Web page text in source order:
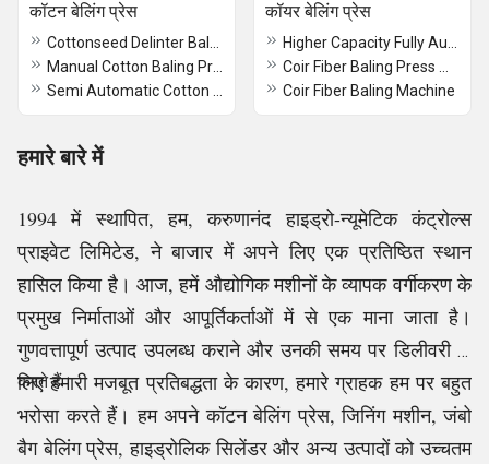
कॉटन बेलिंग प्रेस कॉयर बेलिंग प्रेस
Coir Fiber Baling Machine
हमारे बारे में
1994 में स्थापित, हम, करुणानंद हाइड्रो-न्यूमेटिक कंट्रोल्स
प्राइवेट लिमिटेड, ने बाजार में अपने लिए एक प्रतिष्ठित स्थान
हासिल किया है। आज, हमें औद्योगिक मशीनों के व्यापक वर्गीकरण के
प्रमुख निर्माताओं और आपूर्तिकर्ताओं में से एक माना जाता है।
गुणवत्तापूर्ण उत्पाद उपलब्ध कराने और उनकी समय पर डिलीवरी के
लिए हमारी मजबूत प्रतिबद्धता के कारण, हमारे ग्राहक हम पर बहुत
भरोसा करते हैं। हम अपने कॉटन बेलिंग प्रेस, जिनिंग मशीन, जंबो
बैग बेलिंग प्रेस, हाइड्रोलिक सिलेंडर और अन्य उत्पादों को उच्चतम
करते हैं।